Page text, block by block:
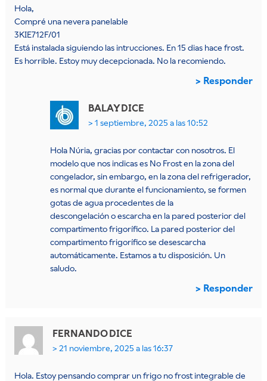
Hola,
Compré una nevera panelable
3KIE712F/01
Está instalada siguiendo las intrucciones. En 15 dias hace frost.
Es horrible. Estoy muy decepcionada. No la recomiendo.
Responder
BALAYDICE
1 septiembre, 2025 a las 10:52
Hola Núria, gracias por contactar con nosotros. El
modelo que nos indicas es No Frost en la zona del
congelador, sin embargo, en la zona del refrigerador,
es normal que durante el funcionamiento, se formen
gotas de agua procedentes de la
descongelación o escarcha en la pared posterior del
compartimento frigorífico. La pared posterior del
compartimento frigorífico se desescarcha
automáticamente. Estamos a tu disposición. Un
saludo.
Responder
FERNANDODICE
21 noviembre, 2025 a las 16:37
Hola. Estoy pensando comprar un frigo no frost integrable de